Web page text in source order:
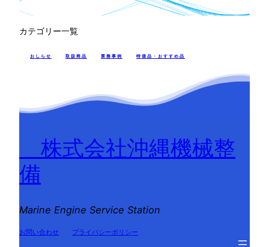
カテゴリー一覧
おしらせ 取扱商品 業務事例 特価品・おすすめ品
株式会社沖縄機械整
備
Marine Engine Service Station
お問い合わせ プライバシーポリシー